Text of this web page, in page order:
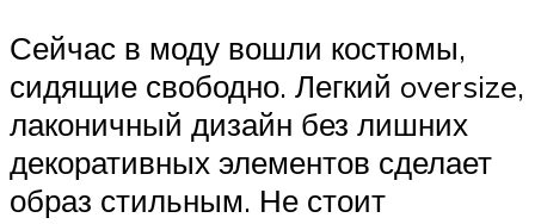
Сейчас в моду вошли костюмы,
сидящие свободно. Легкий oversize,
лаконичный дизайн без лишних
декоративных элементов сделает
образ стильным. Не стоит